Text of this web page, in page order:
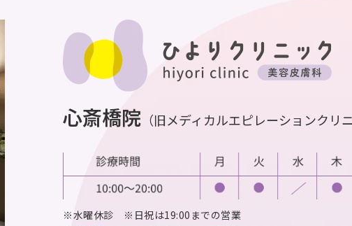
心斎橋院 （旧メディカルエピレーションクリ
※水曜休診 ※日祝は19:00までの営業